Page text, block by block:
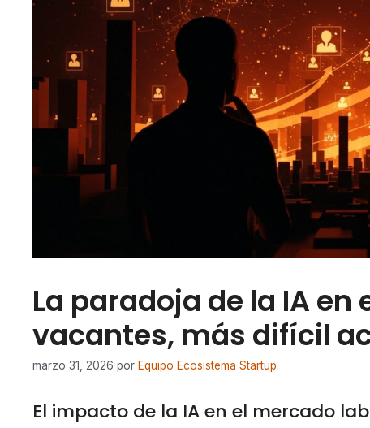
La paradoja de la IA
vacantes, más difícil
marzo 31, 2026 por Equipo Ecosistema Startup
El impacto de la IA en el mercado